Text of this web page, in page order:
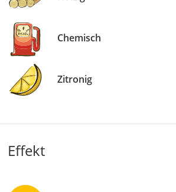
Chemisch
Zitronig
Effekt